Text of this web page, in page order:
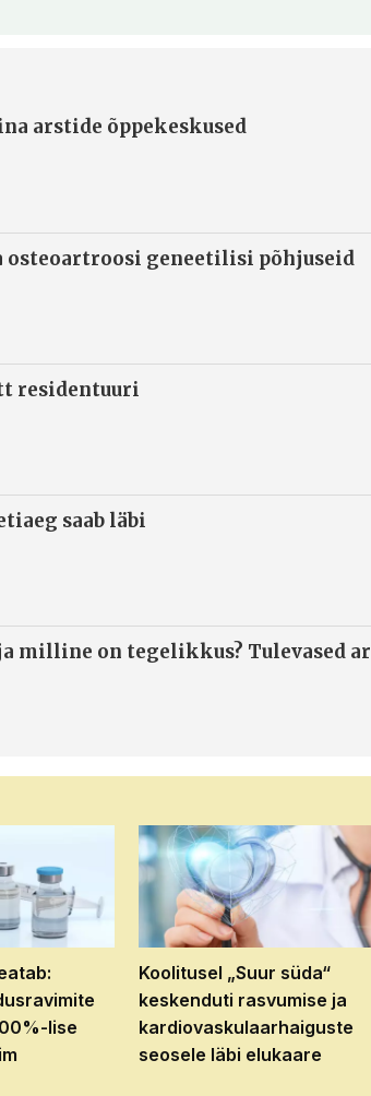
arstide õppekeskused
osteoartroosi geneetilisi põhjuseid
residentuuri
saab läbi
milline on tegelikkus? Tulevased
lise
Koolitusel „Suur süda“
keskenduti rasvumise ja
kardiovaskulaarhaiguste
seosele läbi elukaare